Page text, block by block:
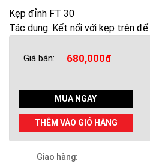
Kẹp đỉnh FT 30
Tác dụng: Kết nối với kẹp trên
Giá bán: 680,000đ
MUA NGAY
THÊM VÀO GIỎ HÀNG
Giao hàng: